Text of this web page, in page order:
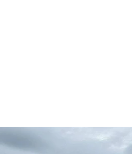
Последствия российских ударов по